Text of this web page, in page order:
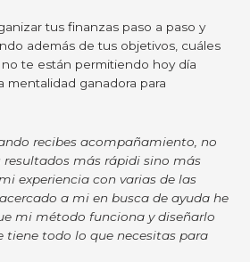
tus finanzas paso a paso y
además de tus objetivos, cuáles
te están permitiendo hoy día
mentalidad ganadora para
recibes acompañamiento, no
más rápidi sino más
experiencia con varias de las
a mi en busca de ayuda he
mi método funciona y diseñarlo
tiene todo lo que necesitas para